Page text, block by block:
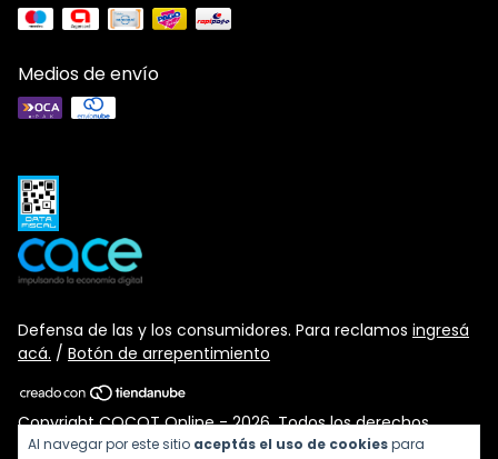
Al navegar por este sitio aceptás el uso de cookiespara
Medios de envío
Defensa de las y los consumidores. Para reclamos ingresá
acá. / Botón de arrepentimiento
Copyright COCOT Online - 2026. Todos los derechos
reservados.